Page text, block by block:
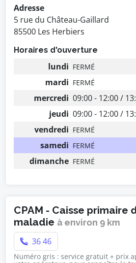
Adresse
5 rue du Château-Gaillard
85500 Les Herbiers
Horaires d'ouverture
lundi FERMÉ
mardi FERMÉ
mercredi 09:00 - 12:00 /
jeudi 09:00 - 12:00 /
vendredi FERMÉ
samedi FERMÉ
dimanche FERMÉ
CPAM - Caisse primaire
maladie à environ 9 km
36 46
Numéro gris : service gratuit + prix